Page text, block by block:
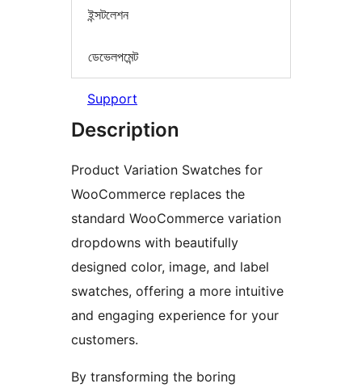
ইন্সটলেশন
ডেভেলপমেন্ট
Support
Description
Product Variation Swatches for
WooCommerce replaces the
standard WooCommerce variation
dropdowns with beautifully
designed color, image, and label
swatches, offering a more intuitive
and engaging experience for your
customers.
By transforming the boring